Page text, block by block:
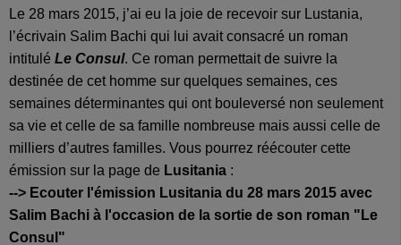
Le 28 mars 2015, j’ai eu la joie de recevoir sur Lustania,
l’écrivain Salim Bachi qui lui avait consacré un roman
intitulé Le Consul. Ce roman permettait de suivre la
destinée de cet homme sur quelques semaines, ces
semaines déterminantes qui ont bouleversé non seulement
sa vie et celle de sa famille nombreuse mais aussi celle de
milliers d’autres familles. Vous pourrez réécouter cette
émission sur la page de Lusitania :
--> Ecouter l'émission Lusitania du 28 mars 2015 avec
Salim Bachi à l'occasion de la sortie de son roman "Le
Consul"